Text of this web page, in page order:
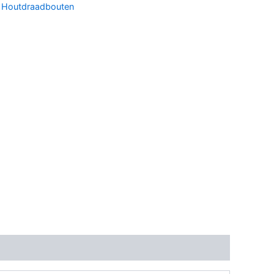
Houtdraadbouten